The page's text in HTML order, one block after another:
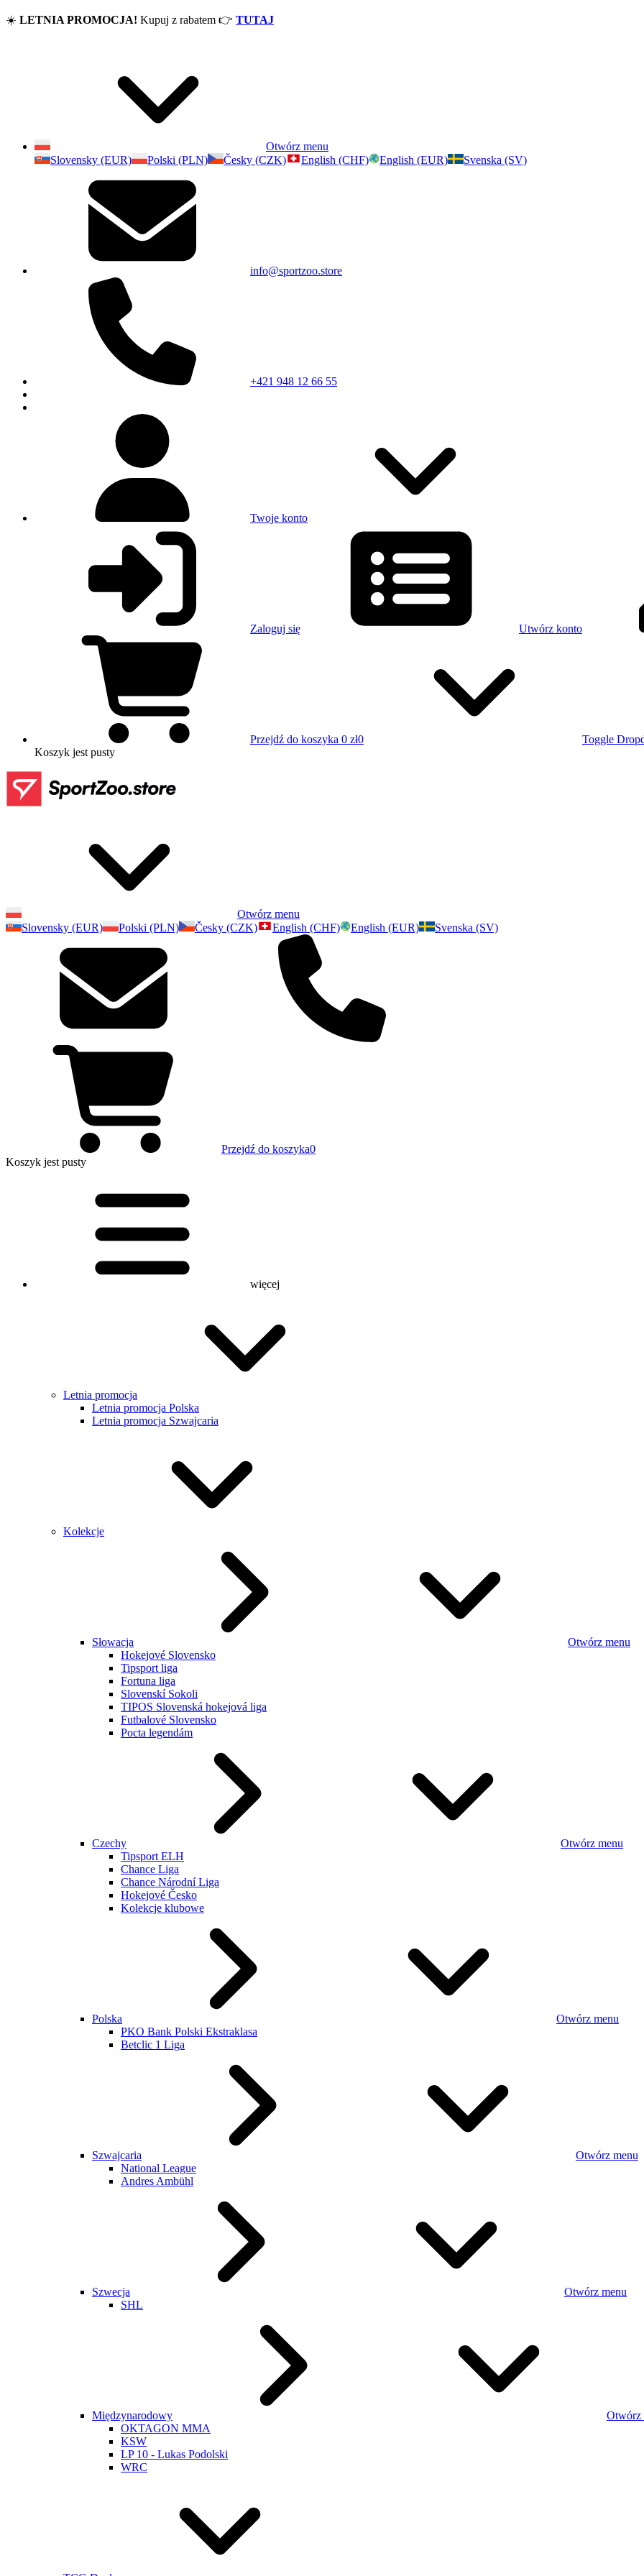
☀️ LETNIA PROMOCJA! Kupuj z rabatem 👉 TUTAJ
Otwórz menu
Slovensky (EUR)
Polski (PLN) Česky (CZK) English (CHF) English (EUR) Svenska (SV)
info@sportzoo.store
+421 948 12 66 55
Twoje konto
Zaloguj się Utwórz konto
Przejdź do koszyka 0 zł0
Toggle
Koszyk jest pusty
Otwórz menu
Slovensky (EUR)
Polski (PLN) Česky (CZK) English (CHF) English (EUR) Svenska (SV)
Przejdź do koszyka0
Koszyk jest pusty
więcej
Letnia promocja
Letnia promocja Polska
Letnia promocja Szwajcaria
Kolekcje
Słowacja
Otwórz menu
Hokejové Slovensko
Tipsport liga
Fortuna liga
Slovenskí Sokoli
TIPOS Slovenská hokejová liga
Futbalové Slovensko
Pocta legendám
Czechy
Otwórz menu
Tipsport ELH
Chance Liga
Chance Národní Liga
Hokejové Česko
Kolekcje klubowe
Polska
Otwórz menu
PKO Bank Polski Ekstraklasa
Betclic 1 Liga
Szwajcaria
Otwórz menu
National League
Andres Ambühl
Szwecja
Otwórz menu
SHL
Międzynarodowy
Otwórz
OKTAGON MMA
KSW
LP 10 - Lukas Podolski
WRC